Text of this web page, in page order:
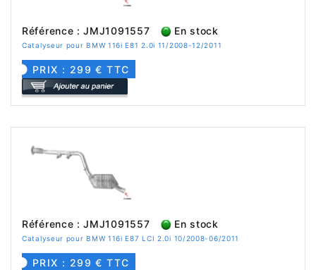
Référence : JMJ1091557 En stock
Catalyseur pour BMW 116i E81 2.0i 11/2008-12/2011
PRIX : 299 € TTC
Référence : JMJ1091557 En stock
Catalyseur pour BMW 116i E87 LCI 2.0i 10/2008-06/2011
PRIX : 299 € TTC